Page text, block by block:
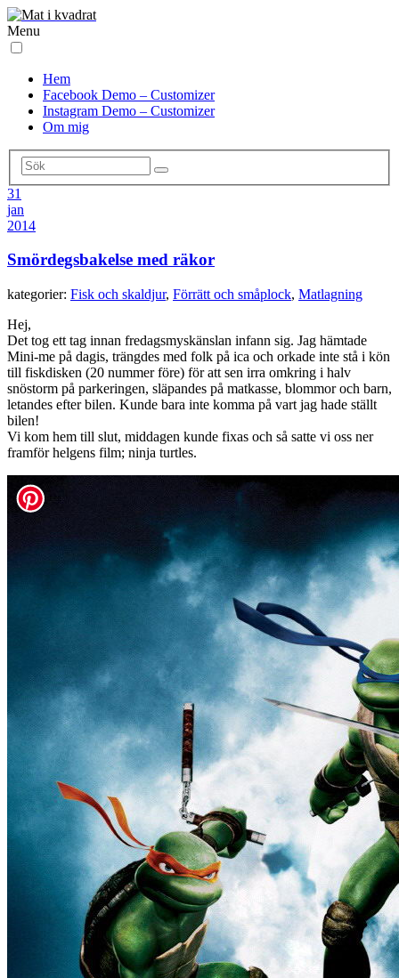
Menu
Hem
Facebook Demo – Customizer
Instagram Demo – Customizer
Om mig
31
jan
2014
Smördegsbakelse med räkor
kategorier: Fisk och skaldjur, Förrätt och småplock, Matlagning
Hej,
Det tog ett tag innan fredagsmyskänslan infann sig. Jag hämtade
Mini-me på dagis, trängdes med folk på ica och orkade inte stå i kön
till fiskdisken (20 nummer före) för att sen irra omkring i halv
snöstorm på parkeringen, släpandes på matkasse, blommor och barn,
letandes efter bilen. Kunde bara inte komma på vart jag hade ställt
bilen!
Vi kom hem till slut, middagen kunde fixas och så satte vi oss ner
framför helgens film; ninja turtles.